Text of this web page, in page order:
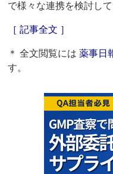
で様々な連携を検討し
［ 記事全文 ］
＊ 全文閲覧には薬事日
す。